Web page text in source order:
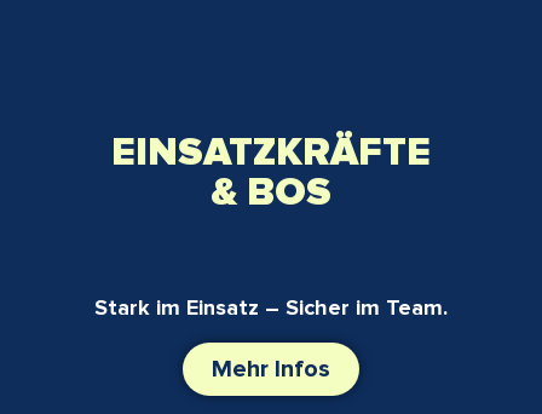
EINSATZKRÄFTE
& BOS
Stark im Einsatz – Sicher im Team.
Mehr Infos